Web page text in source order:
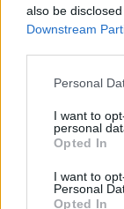
also be
Downstream
Please note
not limited to
grant or deny
use your data
consent section.
Personal
I want to
personal
Opted In
I want to
Personal
Opted In